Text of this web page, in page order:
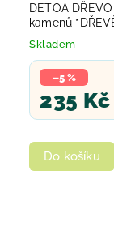
DETOA
kamenů
Skladem
–5 %
235 Kč
Do košíku